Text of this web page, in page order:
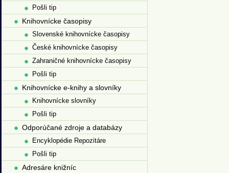
Pošli tip
Knihovnícke časopisy
Slovenské knihovnícke časopisy
České knihovnícke časopisy
Zahraničné knihovnícke časopisy
Pošli tip
Knihovnícke e-knihy a slovníky
Knihovnícke slovníky
Pošli tip
Odporúčané zdroje a databázy
Encyklopédie Repozitáre
Pošli tip
Adresáre knižníc